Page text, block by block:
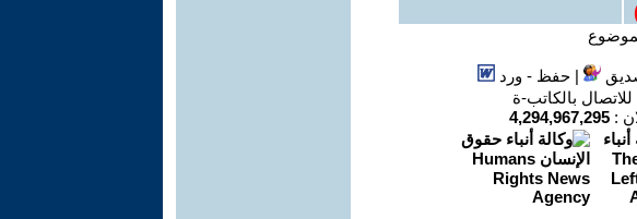
|حفظ - ورد
للاتصال بالكاتب-ة
:
4,294,967,295